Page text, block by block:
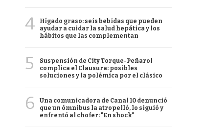
4
Hígado graso: seis bebidas que pueden
ayudar a cuidar la salud hepática y los
hábitos que las complementan
5
Suspensión de City Torque-Peñarol
complica el Clausura: posibles
soluciones y la polémica por el clásico
6
Una comunicadora de Canal 10 denunció
que un ómnibus la atropelló, lo siguió y
enfrentó al chofer: "En shock"